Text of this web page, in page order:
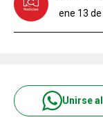
ene 13
Unirse